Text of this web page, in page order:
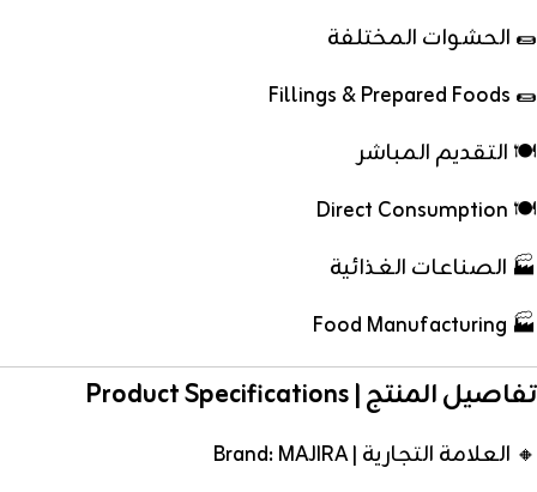
🌯 الحشوات المختلفة
🌯 Fillings & Prepared Foods
🍽️ التقديم المباشر
🍽️ Direct Consumption
🏭 الصناعات الغذائية
🏭 Food Manufacturing
تفاصيل المنتج | Product Specifications
🔸 العلامة التجارية | Brand: MAJIRA